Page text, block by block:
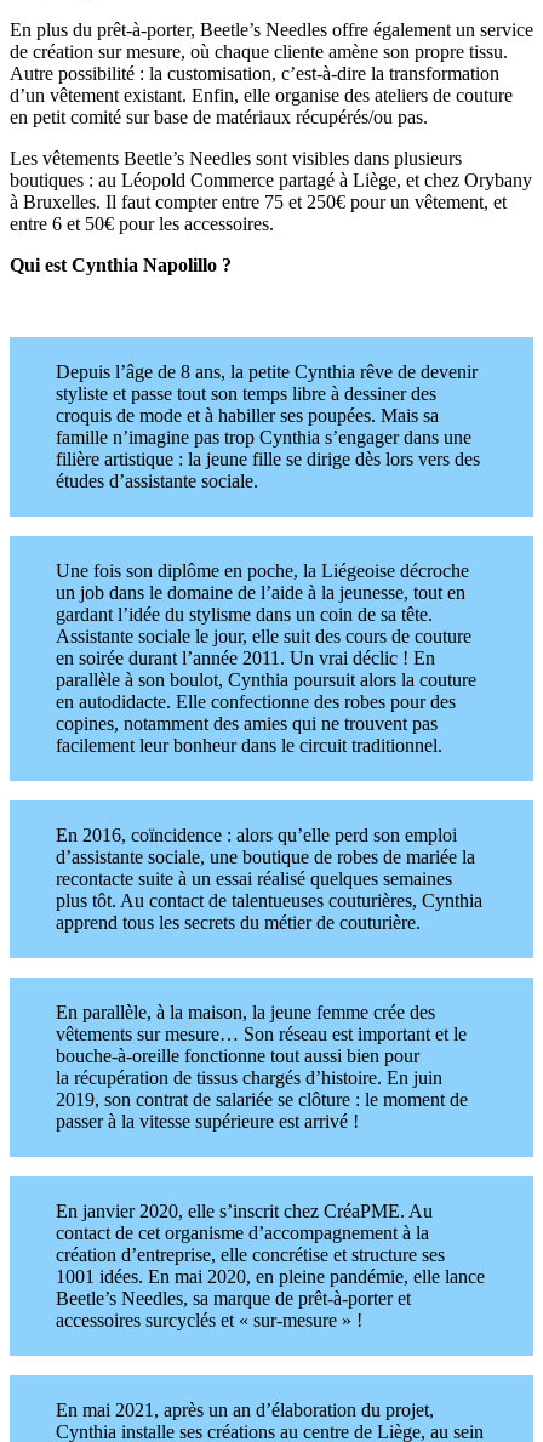
En plus du prêt-à-porter, Beetle’s Needles offre également un service
de création sur mesure, où chaque cliente amène son propre tissu.
Autre possibilité : la customisation, c’est-à-dire la transformation
d’un vêtement existant. Enfin, elle organise des ateliers de couture
en petit comité sur base de matériaux récupérés/ou pas.
Les vêtements Beetle’s Needles sont visibles dans plusieurs
boutiques : au Léopold Commerce partagé à Liège, et chez Orybany
à Bruxelles. Il faut compter entre 75 et 250€ pour un vêtement, et
entre 6 et 50€ pour les accessoires.
Qui est Cynthia Napolillo ?
Depuis l’âge de 8 ans, la petite Cynthia rêve de devenir
styliste et passe tout son temps libre à dessiner des
croquis de mode et à habiller ses poupées. Mais sa
famille n’imagine pas trop Cynthia s’engager dans une
filière artistique : la jeune fille se dirige dès lors vers des
études d’assistante sociale.
Une fois son diplôme en poche, la Liégeoise décroche
un job dans le domaine de l’aide à la jeunesse, tout en
gardant l’idée du stylisme dans un coin de sa tête.
Assistante sociale le jour, elle suit des cours de couture
en soirée durant l’année 2011. Un vrai déclic ! En
parallèle à son boulot, Cynthia poursuit alors la couture
en autodidacte. Elle confectionne des robes pour des
copines, notamment des amies qui ne trouvent pas
facilement leur bonheur dans le circuit traditionnel.
En 2016, coïncidence : alors qu’elle perd son emploi
d’assistante sociale, une boutique de robes de mariée la
recontacte suite à un essai réalisé quelques semaines
plus tôt. Au contact de talentueuses couturières, Cynthia
apprend tous les secrets du métier de couturière.
En parallèle, à la maison, la jeune femme crée des
vêtements sur mesure… Son réseau est important et le
bouche-à-oreille fonctionne tout aussi bien pour
la récupération de tissus chargés d’histoire. En juin
2019, son contrat de salariée se clôture : le moment de
passer à la vitesse supérieure est arrivé !
En janvier 2020, elle s’inscrit chez CréaPME. Au
contact de cet organisme d’accompagnement à la
création d’entreprise, elle concrétise et structure ses
1001 idées. En mai 2020, en pleine pandémie, elle lance
Beetle’s Needles, sa marque de prêt-à-porter et
accessoires surcyclés et « sur-mesure » !
En mai 2021, après un an d’élaboration du projet,
Cynthia installe ses créations au centre de Liège, au sein